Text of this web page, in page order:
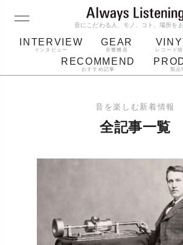
音にこだわる人、モノ、コト、場所を
INTERVIEW
インタビュー
GEAR
音響機器 レコード
RECOMMEND
おすすめ記事 製品
ジャケット bluetooth
レコード針
音を楽しむ新着情報
全記事一覧